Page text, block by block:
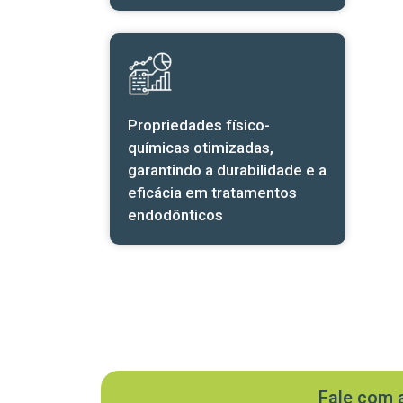
Propriedades físico-
químicas otimizadas,
garantindo a durabilidade e a
eficácia em tratamentos
endodônticos
Fale com